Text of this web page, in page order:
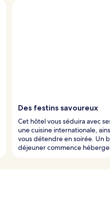
Des festins savoureux
Cet hôtel vous séduira avec
une cuisine internationale,
vous détendre en soirée. Un
déjeuner commence